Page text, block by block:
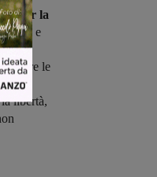
per la
Brogi e
le
libertà,